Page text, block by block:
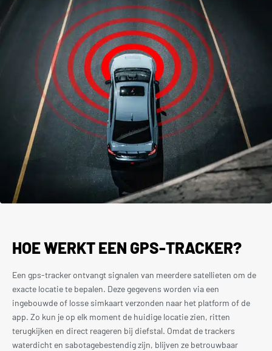
HOE WERKT EEN GPS-TRACKER?
Een gps-tracker ontvangt signalen van meerdere satellieten om de
exacte locatie te bepalen. Deze gegevens worden via een
ingebouwde of losse simkaart verzonden naar het platform of de
app. Zo kun je op elk moment de huidige locatie zien, ritten
terugkijken en direct reageren bij diefstal. Omdat de trackers
waterdicht en sabotagebestendig zijn, blijven ze betrouwbaar